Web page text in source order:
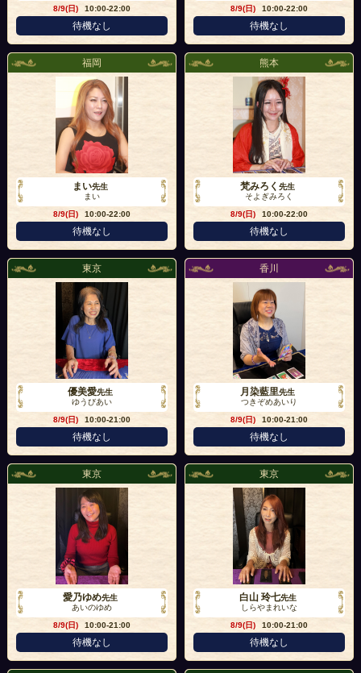
8/9(日)
10:00-22:00
待機なし
8/9(日)
10:00-22:00
待機なし
福岡
まい先生
まい
8/9(日)
10:00-22:00
待機なし
熊本
梵みろく先生
そよぎみろく
8/9(日)
10:00-22:00
待機なし
東京
優美愛先生
ゆうびあい
8/9(日)
10:00-21:00
待機なし
香川
月染藍里先生
つきぞめあいり
8/9(日)
10:00-21:00
待機なし
東京
愛乃ゆめ先生
あいのゆめ
8/9(日)
10:00-21:00
待機なし
東京
白山 玲七先生
しらやまれいな
8/9(日)
10:00-21:00
待機なし